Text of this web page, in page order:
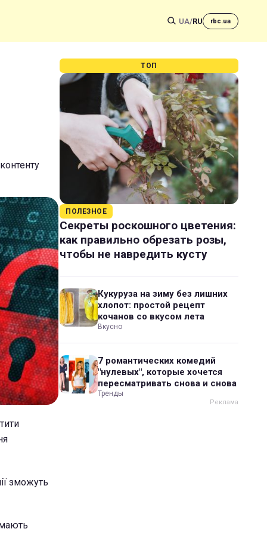
UA/RU rbc.ua
зможуть
ТОП
ПОЛЕЗНОЕ
Секреты роскошного цветения:
как правильно обрезать розы,
чтобы не навредить кусту
Кукуруза на зиму без лишних
хлопот: простой рецепт
кочанов со вкусом лета
Вкусно
7 романтических комедий
"нулевых", которые хочется
пересматривать снова и снова
Тренды